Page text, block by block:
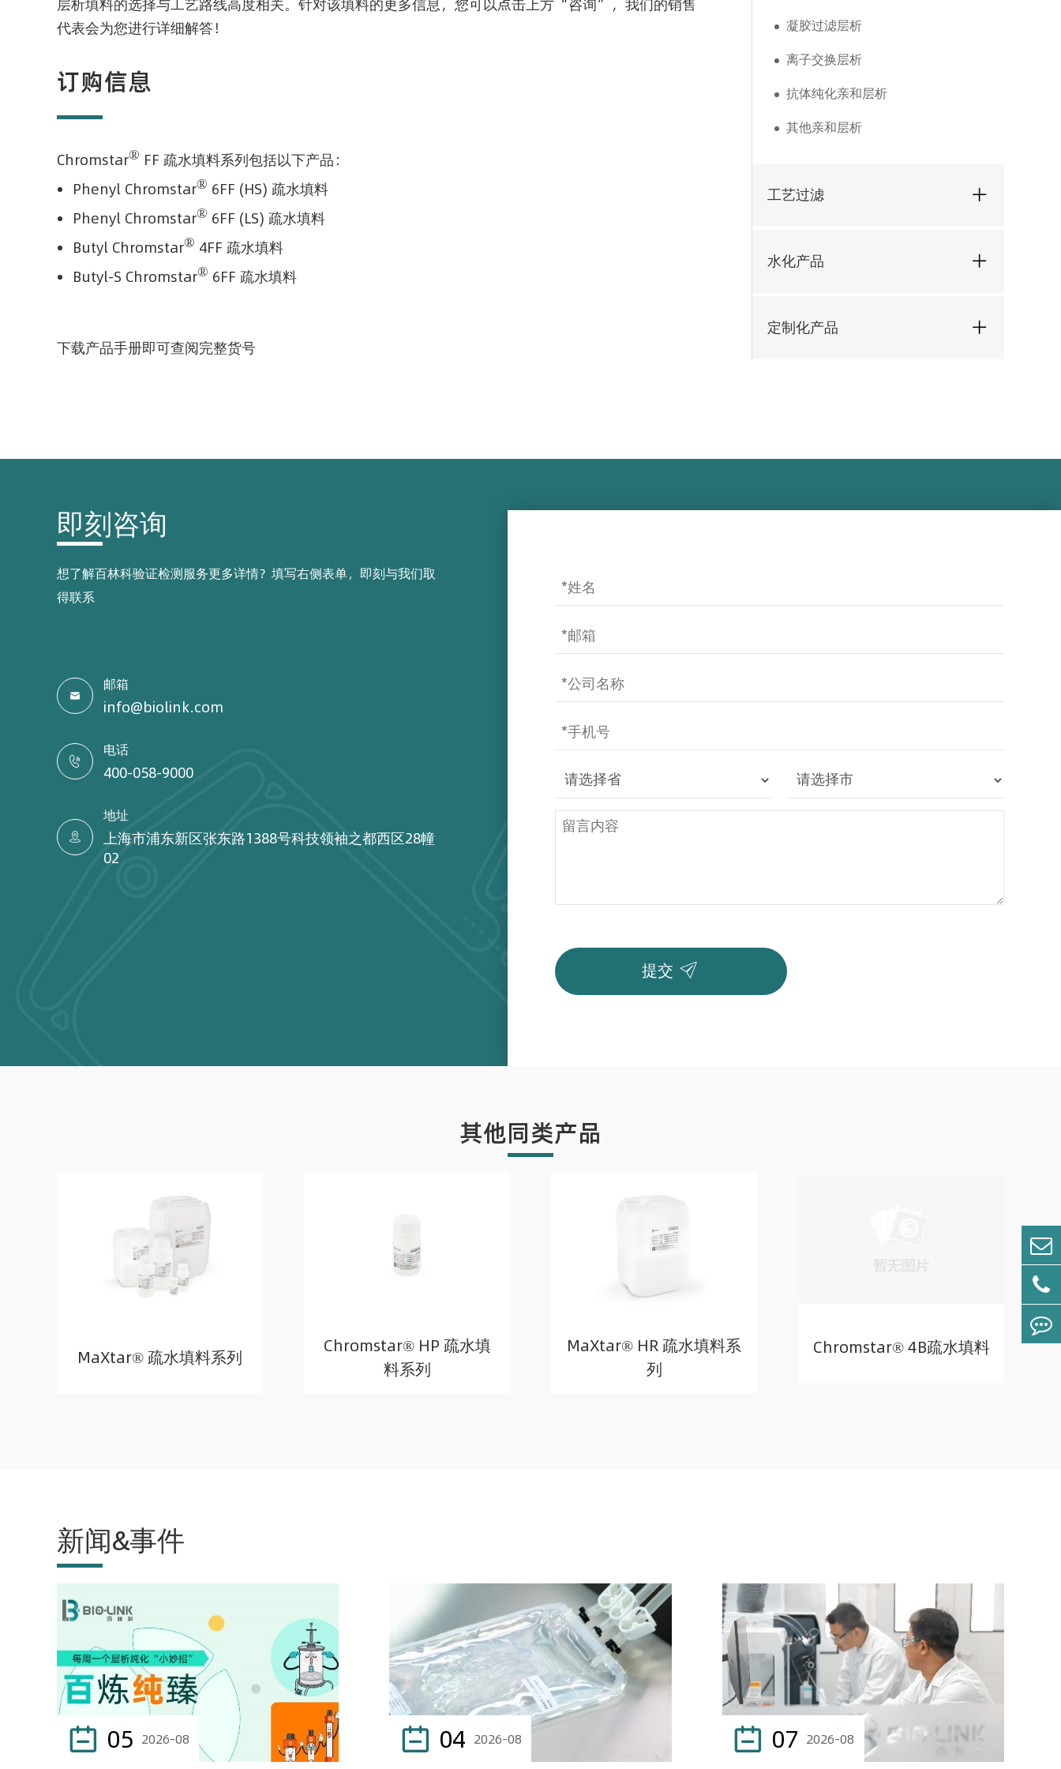
层析填料的选择与工艺路线高度相关。针对该填料的更多信息，您可以点击上方“咨询”，我们的销售
代表会为您进行详细解答！
订购信息
Chromstar® FF 疏水填料系列包括以下产品：
Phenyl Chromstar® 6FF (HS) 疏水填料
Phenyl Chromstar® 6FF (LS) 疏水填料
Butyl Chromstar® 4FF 疏水填料
Butyl-S Chromstar® 6FF 疏水填料
下载产品手册即可查阅完整货号
凝胶过滤层析
离子交换层析
抗体纯化亲和层析
其他亲和层析
工艺过滤
水化产品
定制化产品
即刻咨询
想了解百林科验证检测服务更多详情？填写右侧表单，即刻与我们取
得联系

邮箱
info@biolink.com

电话
400-058-9000

地址
上海市浦东新区张东路1388号科技领袖之都西区28幢
02
提交 
其他同类产品
MaXtar® 疏水填料系列
Chromstar® HP 疏水填
料系列
MaXtar® HR 疏水填料系
列
Chromstar® 4B疏水填料
新闻&事件
 05 2026-08  04 2026-08  07 2026-08